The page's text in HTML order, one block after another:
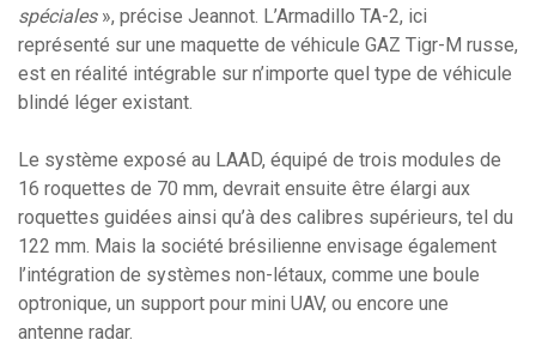
spéciales», précise Jeannot. L’Armadillo TA-2, ici
représenté sur une maquette de véhicule GAZ Tigr-M russe,
est en réalité intégrable sur n’importe quel type de véhicule
blindé léger existant.
Le système exposé au LAAD, équipé de trois modules de
16 roquettes de 70 mm, devrait ensuite être élargi aux
roquettes guidées ainsi qu’à des calibres supérieurs, tel du
122 mm. Mais la société brésilienne envisage également
l’intégration de systèmes non-létaux, comme une boule
optronique, un support pour mini UAV, ou encore une
antenne radar.